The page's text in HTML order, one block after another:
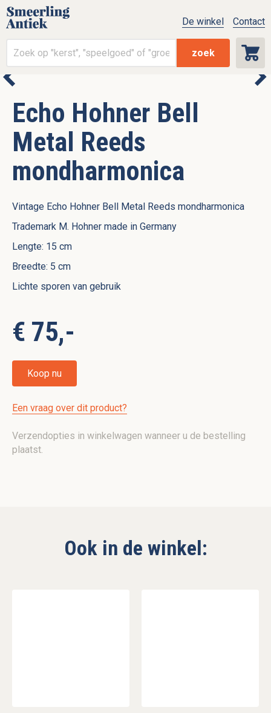
zoek
De winkel Contact
Echo Hohner Bell
Metal Reeds
mondharmonica
Vintage Echo Hohner Bell Metal Reeds mondharmonica
Trademark M. Hohner made in Germany
Lengte: 15 cm
Breedte: 5 cm
Lichte sporen van gebruik
€ 75,-
Koop nu
Een vraag over dit product?
Verzendopties in winkelwagen wanneer u de bestelling
plaatst.
Ook in de winkel: